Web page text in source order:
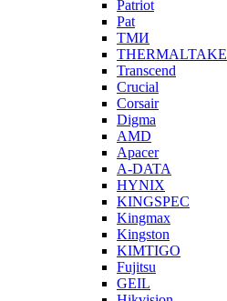
Patriot
Pat
ТМИ
THERMALTAKE
Transcend
Crucial
Corsair
Digma
AMD
Apacer
A-DATA
HYNIX
KINGSPEC
Kingmax
Kingston
KIMTIGO
Fujitsu
GEIL